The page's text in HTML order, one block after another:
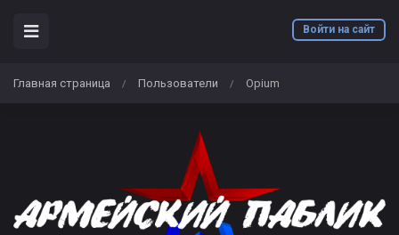
Войти на сайт
Главная страница / Пользователи / Opium